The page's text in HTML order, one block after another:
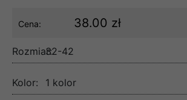
Cena: 38.00 zł
Rozmiar:32-42
Kolor: 1 kolor